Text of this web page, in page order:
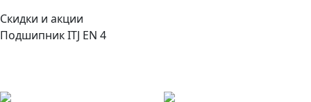
Скидки и акции
Подшипник ITJ EN 4